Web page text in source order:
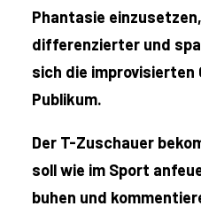
Phantasie
differenzierter und
sich die
Publikum.
Der T-Zuschauer
soll wie im Sport
buhen und